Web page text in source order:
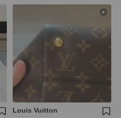
Louis Vuitton